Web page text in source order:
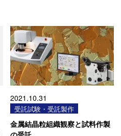
2021.10.31
受託試験・受託製作
金属結晶粒組織観察と試料作製